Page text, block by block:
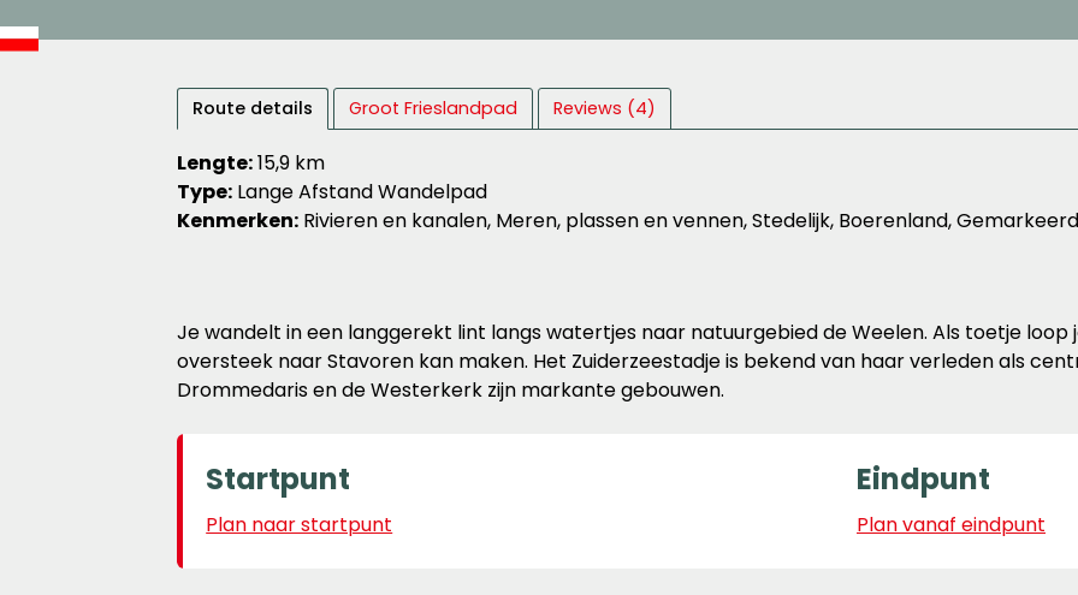
Route details Groot Frieslandpad Reviews (4)
Lengte:15,9 km
Type: Lange Afstand Wandelpad
Kenmerken: Rivieren en kanalen, Meren, plassen en vennen, Stedelijk, Boerenland,
Je wandelt in een langgerekt lint langs watertjes naar natuurgebied de Weelen. Als toetje loop
oversteek naar Stavoren kan maken. Het Zuiderzeestadje is bekend van haar verleden als
Drommedaris en de Westerkerk zijn markante gebouwen.
Startpunt
Plan naar startpunt
Eindpunt
Plan vanaf eindpunt